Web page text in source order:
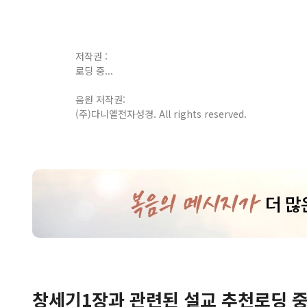
저작권 :
로딩 중...
음원 저작권:
(주)다니엘전자성경. All rights reserved.
창세기1장과 관련된 설교 추천로딩